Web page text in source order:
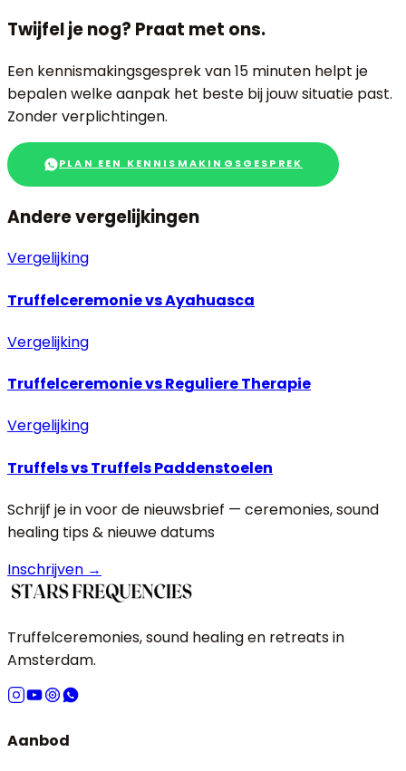
Twijfel je nog? Praat met ons.
Een kennismakingsgesprek van 15 minuten helpt je
bepalen welke aanpak het beste bij jouw situatie past.
Zonder verplichtingen.
PLAN EEN KENNISMAKINGSGESPREK
Andere vergelijkingen
Vergelijking
TruffelceremonievsAyahuasca
Vergelijking
TruffelceremonievsReguliere Therapie
Vergelijking
TruffelsvsTruffels Paddenstoelen
Schrijf je in voor de nieuwsbrief — ceremonies, sound
healing tips & nieuwe datums
Inschrijven →
Truffelceremonies, sound healing en retreats in
Amsterdam.
Aanbod